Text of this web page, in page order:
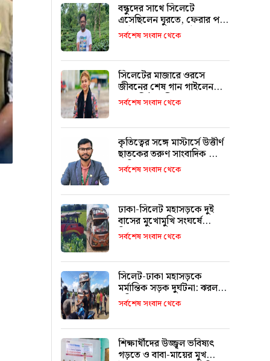
বন্ধুদের সাথে সিলেটে
এসেছিলেন ঘুরতে, ফেরার পথে
দুর্ঘটনায় মারা যান সাইফুল
সর্বশেষ সংবাদ থেকে
সিলেটের মাজারে ওরসে
জীবনের শেষ গান গাইলেন
পেহেলি ভৈরবী
সর্বশেষ সংবাদ থেকে
কৃতিত্বের সঙ্গে মাস্টার্সে উত্তীর্ণ
ছাতকের তরুণ সাংবাদিক মোঃ
তাজিদুল ইসলাম
সর্বশেষ সংবাদ থেকে
ঢাকা-সিলেট মহাসড়কে দুই
বাসের মুখোমুখি সংঘর্ষে
নিহতের সংখ্যা বেড়ে ৯ : ৬
জনের পরিচয় মিলেছে
সর্বশেষ সংবাদ থেকে
সিলেট-ঢাকা মহাসড়কে
মর্মান্তিক সড়ক দুর্ঘটনা: ঝরল
৮টি প্রাণ
সর্বশেষ সংবাদ থেকে
শিক্ষার্থীদের উজ্জ্বল ভবিষ্যৎ
গড়তে ও বাবা-মায়ের মুখ